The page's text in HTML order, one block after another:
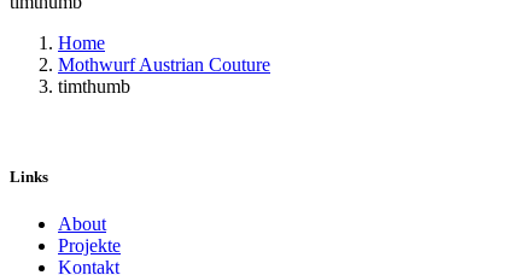
Home
Mothwurf Austrian Couture
timthumb
Links
About
Projekte
Kontakt